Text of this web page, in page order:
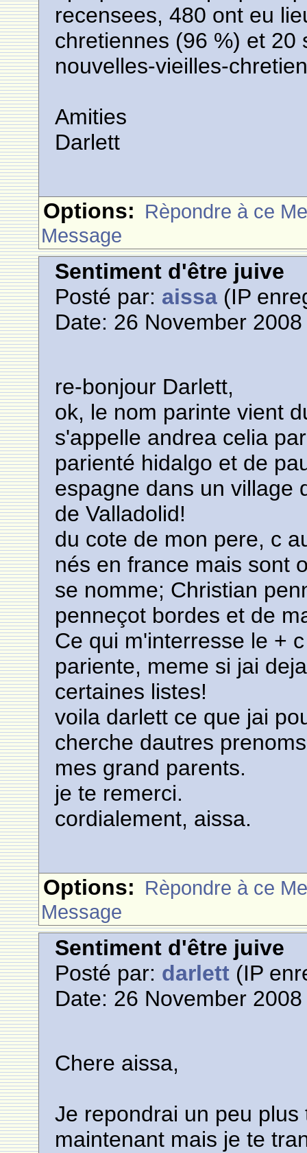
recensees, 480 ont eu
chretiennes (96 %) et 20
nouvelles-vieilles-
Amities
Darlett
Options: Rèpondre à ce
Message
Sentiment d'être juive
Posté par: aissa (IP
Date: 26 November
re-bonjour Darlett,
ok, le nom parinte vient
s'appelle andrea celia
parienté hidalgo et de
espagne dans un village
de Valladolid!
du cote de mon pere, c
nés en france mais sont
se nomme; Christian
penneçot bordes et de
Ce qui m'interresse le +
pariente, meme si jai
certaines listes!
voila darlett ce que jai
cherche dautres
mes grand parents.
je te remerci.
cordialement, aissa.
Options: Rèpondre à ce
Message
Sentiment d'être juive
Posté par: darlett (IP
Date: 26 November
Chere aissa,
Je repondrai un peu
maintenant mais je te